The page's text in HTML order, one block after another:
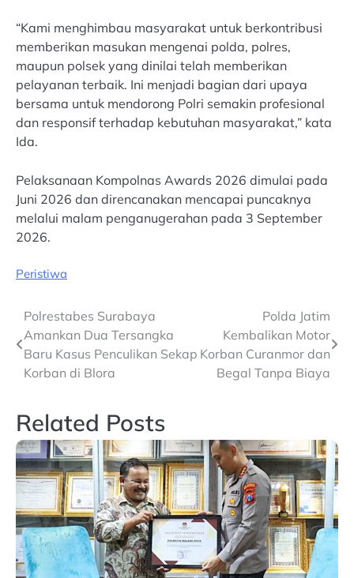
“Kami menghimbau masyarakat untuk berkontribusi
memberikan masukan mengenai polda, polres,
maupun polsek yang dinilai telah memberikan
pelayanan terbaik. Ini menjadi bagian dari upaya
bersama untuk mendorong Polri semakin profesional
dan responsif terhadap kebutuhan masyarakat,” kata
Ida.
Pelaksanaan Kompolnas Awards 2026 dimulai pada
Juni 2026 dan direncanakan mencapai puncaknya
melalui malam penganugerahan pada 3 September
2026.
Peristiwa
Post
navigation
Polrestabes Surabaya
Amankan Dua Tersangka
Baru Kasus Penculikan Sekap
Korban di Blora
Polda Jatim
Kembalikan Motor
Korban Curanmor dan
Begal Tanpa Biaya
Related Posts